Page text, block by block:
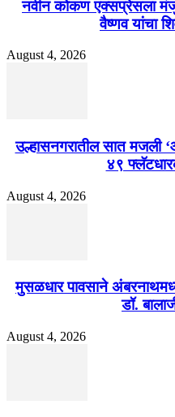
नवीन कोकण एक्सप्रेसला
वैष्णव यांचा
August 4, 2026
उल्हासनगरातील सात मजली
४९
August 4, 2026
मुसळधार पावसाने
डॉ.
August 4, 2026